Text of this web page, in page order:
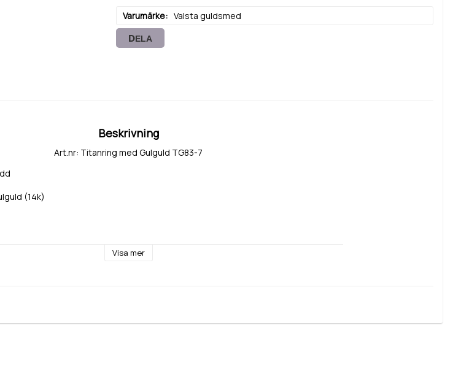
Varumärke Valsta guldsmed
DELA
Beskrivning
Art.nr: Titanring med Gulguld TG83-7
(14k)
Visa mer